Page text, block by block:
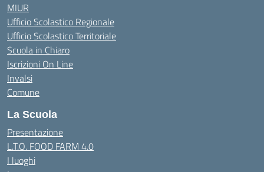
MIUR
Ufficio Scolastico Regionale
Ufficio Scolastico Territoriale
Scuola in Chiaro
Iscrizioni On Line
Invalsi
Comune
La Scuola
Presentazione
L.T.O. FOOD FARM 4.0
I luoghi